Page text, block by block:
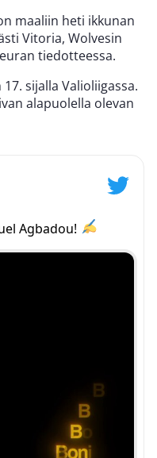
maaliin heti ikkunan
Vitoria, Wolvesin
tiedotteessa.
sijalla Valioliigassa.
alapuolella olevan
Agbadou!